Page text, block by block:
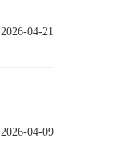
2026-04-21
2026-04-09